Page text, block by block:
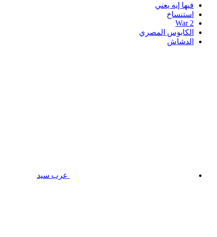
فيها إيه يعني
استنساخ
War 2
الكابوس المصري
الدشاش
عرب سيد